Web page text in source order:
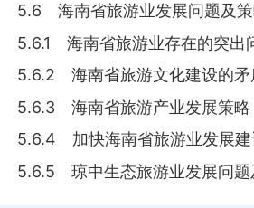
5.6 海南省旅游业发展问题及
5.6.1 海南省旅游业存在的突出
5.6.2 海南省旅游文化建设的矛
5.6.3 海南省旅游产业发展策略
5.6.4 加快海南省旅游业发展建
5.6.5 琼中生态旅游业发展问题